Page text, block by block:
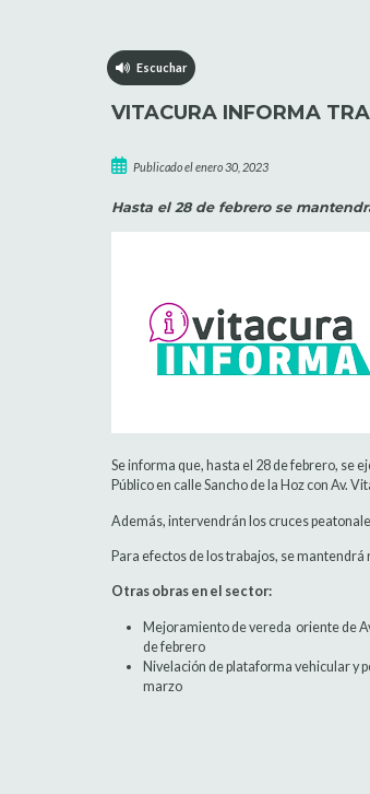
Escuchar
VITACURA INFORMA
Publicado el enero 30, 2023
Hasta el 28 de febrero se
Se informa que, hasta el 28 de febrero, se
Público en calle Sancho de la Hoz con Av.
Además, intervendrán los cruces
Para efectos de los trabajos, se
Otras obras en el sector:
Mejoramiento de vereda oriente de
de febrero
Nivelación de plataforma vehicular y
marzo